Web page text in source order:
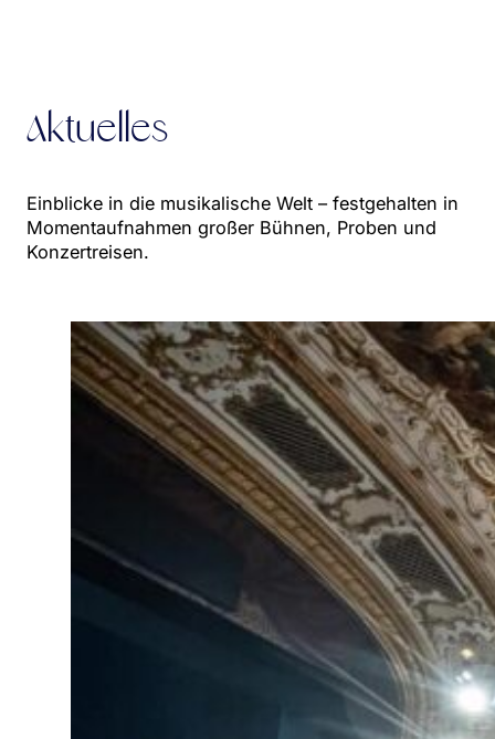
Aktuelles
Einblicke in die musikalische Welt – festgehalten in
Momentaufnahmen großer Bühnen, Proben und
Konzertreisen.